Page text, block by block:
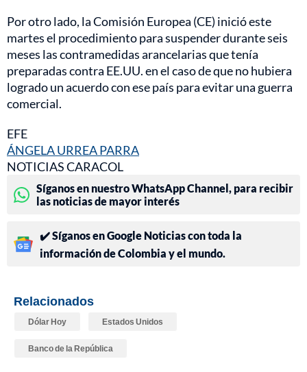
Por otro lado, la Comisión Europea (CE) inició este
martes el procedimiento para suspender durante seis
meses las contramedidas arancelarias que tenía
preparadas contra EE.UU. en el caso de que no hubiera
logrado un acuerdo con ese país para evitar una guerra
comercial.
EFE
ÁNGELA URREA PARRA
NOTICIAS CARACOL
Síganos en nuestro WhatsApp Channel, para recibir
las noticias de mayor interés
✔️ Síganos en Google Noticias con toda la
información de Colombia y el mundo.
Relacionados
Dólar Hoy Estados Unidos
Banco de la República